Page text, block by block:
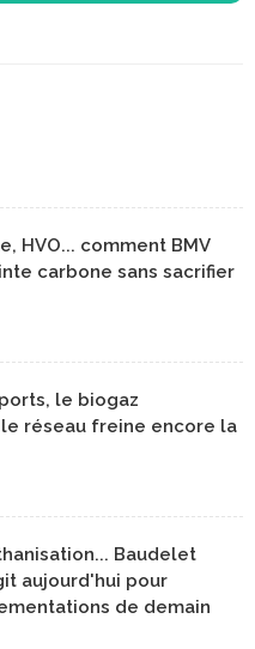
HVO... comment BMV
carbone sans sacrifier
le biogaz
réseau freine encore la
Baudelet
aujourd'hui pour
de demain